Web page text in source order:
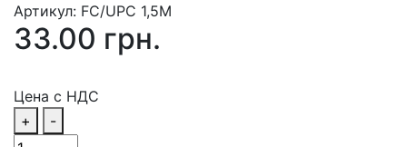
Артикул: FC/UPC 1,5М
33.00 грн.
Цена с НДС
+
-